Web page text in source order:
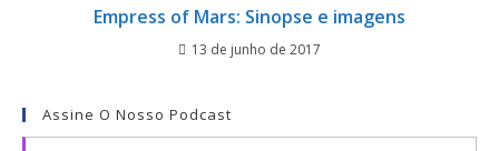
Empress of Mars: Sinopse e imagens
13 de junho de 2017
Assine O Nosso Podcast